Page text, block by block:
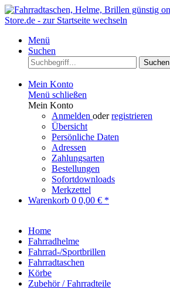
Menü
Suchen
Suchen
Mein Konto
Menü schließen
Mein Konto
Anmelden oderregistrieren
Übersicht
Persönliche Daten
Adressen
Zahlungsarten
Bestellungen
Sofortdownloads
Merkzettel
Warenkorb 0 0,00 € *
Home
Fahrradhelme
Fahrrad-/Sportbrillen
Fahrradtaschen
Körbe
Zubehör / Fahrradteile